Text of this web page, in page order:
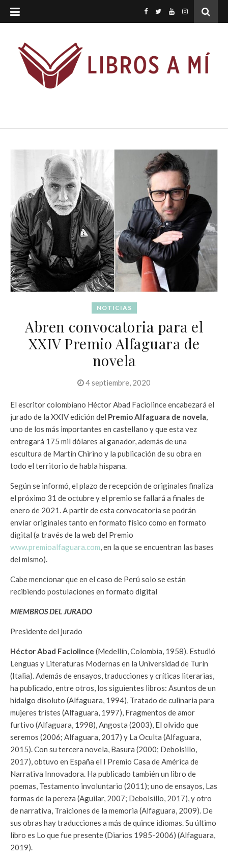
NOTICIAS
Abren convocatoria para el
XXIV Premio Alfaguara de
novela
4 septiembre, 2020
El escritor colombiano Héctor Abad Faciolince encabezará el
jurado de la XXIV edición del Premio Alfaguara de novela,
uno de los más importantes en castellano y que esta vez
entregará 175 mil dólares al ganador, además de una
escultura de Martín Chirino y la publicación de su obra en
todo el territorio de habla hispana.
Según se informó, el plazo de recepción de originales finaliza
el próximo 31 de octubre y el premio se fallará a finales de
enero de 2021. A partir de esta convocatoria se podrán
enviar originales tanto en formato físico como en formato
digital (a través de la web del Premio
www.premioalfaguara.com, en la que se encuentran las bases
del mismo).
Cabe mencionar que en el caso de Perú solo se están
recibiendo postulaciones en formato digital
MIEMBROS DEL JURADO
Presidente del jurado
Héctor Abad Faciolince (Medellín, Colombia, 1958). Estudió
Lenguas y Literaturas Modernas en la Universidad de Turín
(Italia). Además de ensayos, traducciones y críticas literarias,
ha publicado, entre otros, los siguientes libros: Asuntos de un
hidalgo disoluto (Alfaguara, 1994), Tratado de culinaria para
mujeres tristes (Alfaguara, 1997), Fragmentos de amor
furtivo (Alfaguara, 1998), Angosta (2003), El olvido que
seremos (2006; Alfaguara, 2017) y La Oculta (Alfaguara,
2015). Con su tercera novela, Basura (2000; Debolsillo,
2017), obtuvo en España el I Premio Casa de América de
Narrativa Innovadora. Ha publicado también un libro de
poemas, Testamento involuntario (2011); uno de ensayos, Las
formas de la pereza (Aguilar, 2007; Debolsillo, 2017), y otro
de narrativa, Traiciones de la memoria (Alfaguara, 2009). De
sus obras hay traducciones a más de quince idiomas. Su último
libro es Lo que fue presente (Diarios 1985-2006) (Alfaguara,
2019).